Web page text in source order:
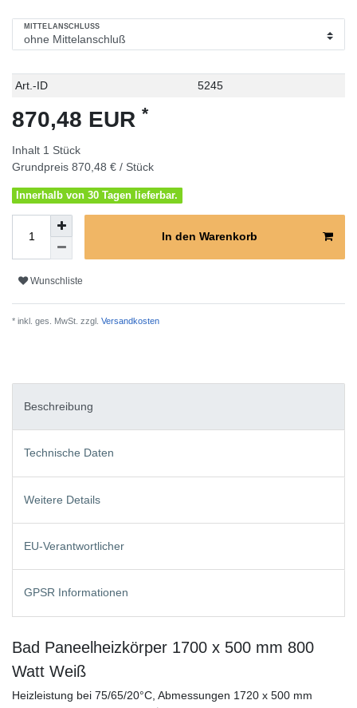
MITTELANSCHLUSS
Technisches
Wert
Art.-ID 5245
870,48 EUR *
Inhalt 1 Stück
Grundpreis 870,48 € / Stück
Innerhalb von 30 Tagen lieferbar.
In den Warenkorb
Wunschliste
* inkl. ges. MwSt. zzgl. Versandkosten
Beschreibung
Technische Daten
Weitere Details
EU-Verantwortlicher
GPSR Informationen
Bad Paneelheizkörper 1700 x 500 mm 800
Watt Weiß
Heizleistung bei 75/65/20°C, Abmessungen 1720 x 500 mm